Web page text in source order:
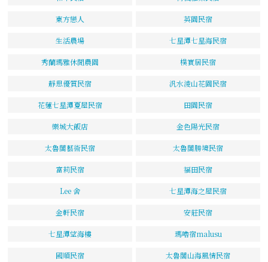
東方戀人 英園民宿
生活農場 七星潭七星海民宿
秀蘭瑪雅休閒農園 樸實居民宿
靜思優質民宿 汎水淩山花園民宿
花蓮七星潭夏屋民宿 田園民宿
樂城大飯店 金色陽光民宿
太魯閣藝術民宿 太魯閣勝境民宿
富莉民宿 福田民宿
Lee 舍 七星潭海之屋民宿
金軒民宿 安莊民宿
七星潭望海樓 瑪嚕宿malusu
國順民宿 太魯閣山海風情民宿